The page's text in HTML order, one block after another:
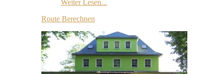
Weiter Lesen...
Route Berechnen